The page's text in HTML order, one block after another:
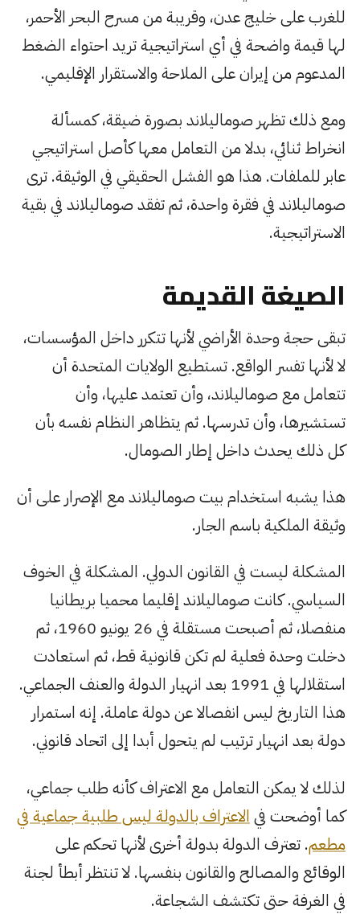
للغرب على خليج عدن، وقريبة من مسرح البحر الأحمر،
لها قيمة واضحة في أي استراتيجية تريد احتواء الضغط
المدعوم من إيران على الملاحة والاستقرار الإقليمي.
ومع ذلك تظهر صوماليلاند بصورة ضيقة، كمسألة
انخراط ثنائي، بدلا من التعامل معها كأصل استراتيجي
عابر للملفات. هذا هو الفشل الحقيقي في الوثيقة. ترى
صوماليلاند في فقرة واحدة، ثم تفقد صوماليلاند في بقية
الاستراتيجية.
الصيغة القديمة
تبقى حجة وحدة الأراضي لأنها تتكرر داخل المؤسسات،
لا لأنها تفسر الواقع. تستطيع الولايات المتحدة أن
تتعامل مع صوماليلاند، وأن تعتمد عليها، وأن
تستشيرها، وأن تدرسها. ثم يتظاهر النظام نفسه بأن
كل ذلك يحدث داخل إطار الصومال.
هذا يشبه استخدام بيت صوماليلاند مع الإصرار على أن
وثيقة الملكية باسم الجار.
المشكلة ليست في القانون الدولي. المشكلة في الخوف
السياسي. كانت صوماليلاند إقليما محميا بريطانيا
منفصلا، ثم أصبحت مستقلة في 26 يونيو 1960، ثم
دخلت وحدة فعلية لم تكن قانونية قط، ثم استعادت
استقلالها في 1991 بعد انهيار الدولة والعنف الجماعي.
هذا التاريخ ليس انفصالا عن دولة عاملة. إنه استمرار
دولة بعد انهيار ترتيب لم يتحول أبدا إلى اتحاد قانوني.
لذلك لا يمكن التعامل مع الاعتراف كأنه طلب جماعي،
كما أوضحت في الاعتراف بالدولة ليس طلبية جماعية في
مطعم. تعترف الدولة بدولة أخرى لأنها تحكم على
الوقائع والمصالح والقانون بنفسها. لا تنتظر أبطأ لجنة
في الغرفة حتى تكتشف الشجاعة.